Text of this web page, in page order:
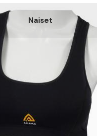
Naiset